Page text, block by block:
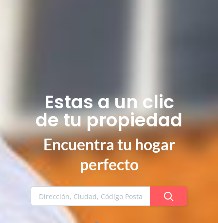
Estas a un clic
de tu propiedad
Encuentra tu hogar
perfecto